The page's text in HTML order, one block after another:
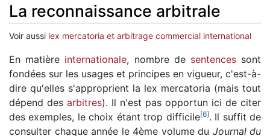
La reconnaissance arbitrale
Voir aussi lex mercatoria et arbitrage commercial international
En matière internationale, nombre de sentencessont
fondées sur les usages et principes en vigueur, c'est-à-
dire qu'elles s'approprient la lex mercatoria (mais tout
dépend des arbitres). Il n'est pas opportun ici de citer
des exemples, le choix étant trop difficile[6]. Il suffit de
consulter chaque année le 4ème volume du Journal du